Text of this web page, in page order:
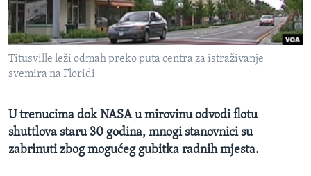
MAGAZIN
O GLASU AMERIKE
Learning English
PRATITE NAS
Titusville leži odmah preko puta centra za istraživanje
svemira na Floridi
U trenucima dok NASA u mirovinu odvodi flotu
shuttlova staru 30 godina, mnogi stanovnici su
zabrinuti zbog mogućeg gubitka radnih mjesta.